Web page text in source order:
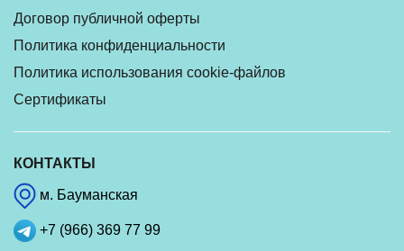
Договор публичной оферты
Политика конфиденциальности
Политика использования cookie-файлов
Сертификаты
КОНТАКТЫ
м. Бауманская
+7 (966) 369 77 99